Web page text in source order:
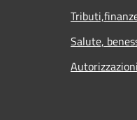
Salute,
Autorizzazioni